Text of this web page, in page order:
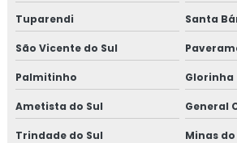
Porta quadriculada para cozinha
Preço de cano para lareira
Queimador de jipão
Tampa para disco
Tuparendi Santa
São Vicente do Sul
Palmitinho Glorinha
Ametista do Sul General
Trindade do Sul Minas do